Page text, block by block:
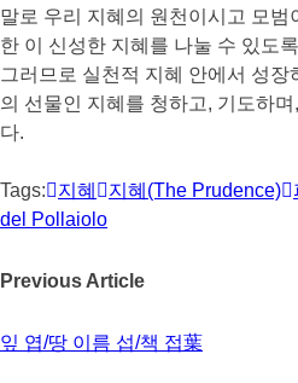
말로 우리 지혜의 원천이시고 모범
한 이 신성한 지혜를 나눌 수 있도
그러므로 실천적 지혜 안에서 성
의 선물인 지혜를 청하고, 기도하
다.
Tags: 지혜 지혜(The Prudence)
del Pollaiolo
Previous Article
잎 엽/땅 이름 섭/책 접葉